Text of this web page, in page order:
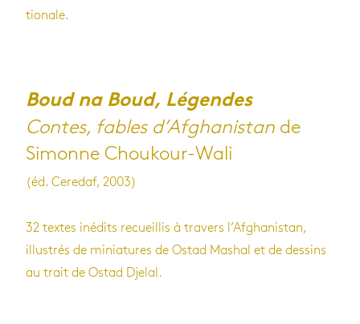
tio­nale.
Boud na Boud, Légendes
Contes, fables d’Afghanistan de
Simonne Choukour-Wali
(éd. Ceredaf, 2003)
32 textes inédits recueillis à tra­vers l’Af­gha­nis­tan,
illus­trés de minia­tures de Ostad Mashal et de des­sins
au trait de Ostad Dje­lal.